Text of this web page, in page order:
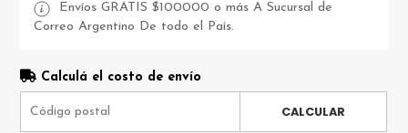
Envíos GRATIS $100000 o más A Sucursal de
Correo Argentino De todo el País.
Calculá el costo de envío
CALCULAR